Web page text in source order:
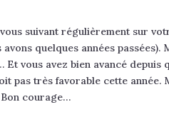
suivant régulièrement sur
quelques années passées).
vous avez bien avancé depuis
pas très favorable cette année.
courage…